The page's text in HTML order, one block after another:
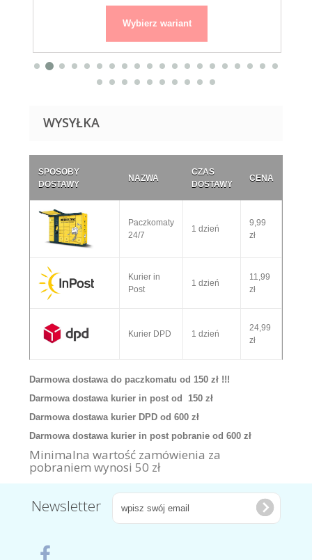
Wybierz wariant
WYSYŁKA
SPOSOBY
DOSTAWY
NAZWA
CZAS
DOSTAWY
CENA
Paczkomaty
24/7
1 dzień
9,99
zł
Kurier in
Post
1 dzień
11,99
zł
Kurier DPD 1 dzień
24,99
zł
Darmowa dostawa do paczkomatu od 150 zł !!!
Darmowa dostawa kurier in post od 150 zł
Darmowa dostawa kurier DPD od 600 zł
Darmowa dostawa kurier in post pobranie od 600 zł
Minimalna wartość zamówienia za
pobraniem wynosi 50 zł
Newsletter